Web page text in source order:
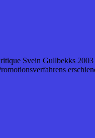
Svein Gullbekks